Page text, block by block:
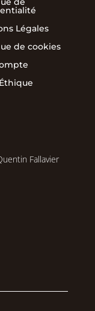
Légales
de cookies
Fallavier